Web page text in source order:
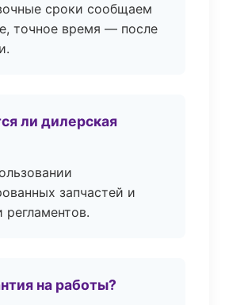
сроки сообщаем
точное время — после
ли дилерская
запчастей и
на работы?